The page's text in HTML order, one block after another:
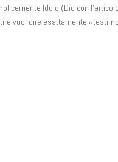
Iddio (Dio con
vuol dire esattamente